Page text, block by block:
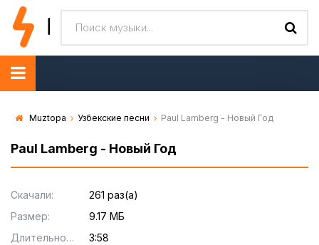
Muztopa Узбекские песни Paul Lamberg - Новый Год
Paul Lamberg - Новый Год
Скачали:
261 раз(а)
Размер:
9.17 МБ
Длительность:
3:58